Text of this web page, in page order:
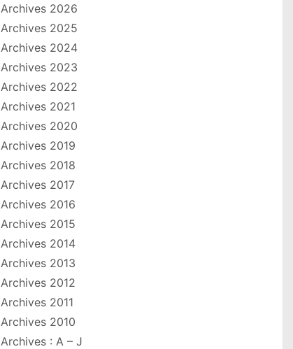
Archives 2026
Archives 2025
Archives 2024
Archives 2023
Archives 2022
Archives 2021
Archives 2020
Archives 2019
Archives 2018
Archives 2017
Archives 2016
Archives 2015
Archives 2014
Archives 2013
Archives 2012
Archives 2011
Archives 2010
Archives : A – J